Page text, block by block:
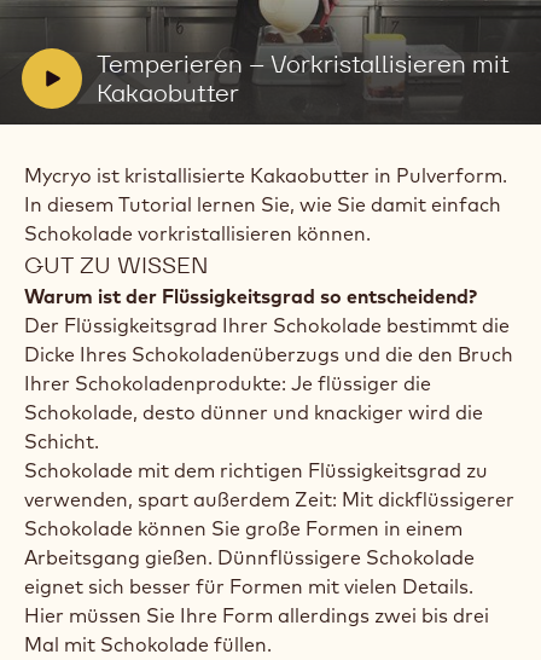
V
i
d
o
:
Temperieren – Vorkristallisieren mit
Kakaobutter
abspielen:
Temperieren
Vorkristallisieren
mit
Kakaobutter
Mycryo ist kristallisierte Kakaobutter in Pulverform.
In diesem Tutorial lernen Sie, wie Sie damit einfach
Schokolade vorkristallisieren können.
GUT ZU WISSEN
Warum ist der Flüssigkeitsgrad so entscheidend?
Der Flüssigkeitsgrad Ihrer Schokolade bestimmt die
Dicke Ihres Schokoladenüberzugs und die den Bruch
Ihrer Schokoladenprodukte: Je flüssiger die
Schokolade, desto dünner und knackiger wird die
Schicht.
Schokolade mit dem richtigen Flüssigkeitsgrad zu
verwenden, spart außerdem Zeit: Mit dickflüssigerer
Schokolade können Sie große Formen in einem
Arbeitsgang gießen. Dünnflüssigere Schokolade
eignet sich besser für Formen mit vielen Details.
Hier müssen Sie Ihre Form allerdings zwei bis drei
Mal mit Schokolade füllen.